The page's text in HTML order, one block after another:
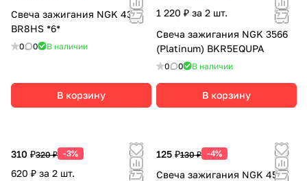
Свеча зажигания NGK 4322
BR8HS *6*
0 0 В наличии
В корзину
1 220 ₽ за 2 шт.
Свеча зажигания NGK 3566
(Platinum) BKR5EQUPA
0 0 В наличии
В корзину
310 ₽320 ₽ -3%
620 ₽ за 2 шт.
125 ₽130 ₽ -4%
Свеча зажигания NGK 4511